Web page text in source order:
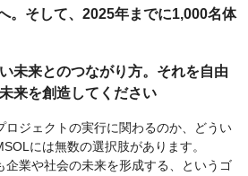
。そして、2025年までに1,000名体
未来とのつながり方。それを自由
来を創造してください
ロジェクトの実行に関わるのか、どうい
には無数の選択肢があります。
企業や社会の未来を形成する、というゴ